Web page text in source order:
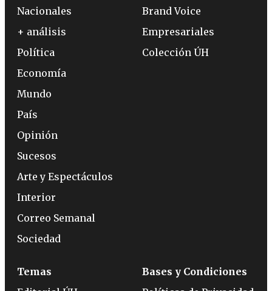
Nacionales
+ análisis
Política
Economía
Mundo
País
Opinión
Sucesos
Arte y Espectáculos
Interior
Correo Semanal
Sociedad
Brand Voice
Empresariales
Colección ÚH
Temas
Bases y Condiciones